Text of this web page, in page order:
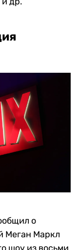
о
Меган Маркл